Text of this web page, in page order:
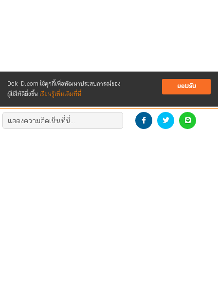
Dek-D.com ใช้คุกกี้เพื่อพัฒนาประสบการณ์ของ
ผู้ใช้ให้ดียิ่งขึ้น เรียนรู้เพิ่มเติมที่นี่
ยอมรับ